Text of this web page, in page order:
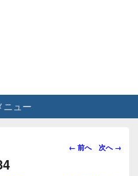
ニュー
画
← 前へ 次へ →